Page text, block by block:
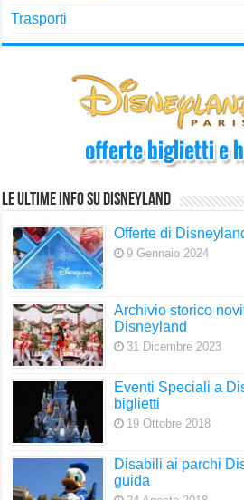
Trasporti
Le Ultime info su Disneyland
Offerte di
9 Gennaio 2024
Archivio storico
Disneyland
31 Dicembre 2023
Eventi Speciali a
biglietti
19 Ottobre 2018
Disabili ai parchi
guida